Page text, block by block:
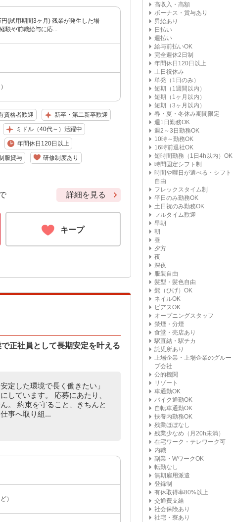
(試用期間3ヶ月) 残業が発生した場
験や前職給与に応...
資格者歓迎 新卒・第二新卒歓迎
ミドル（40代～）活躍中
年間休日120日以上
服貸与 研修制度あり
詳細を見る
キープ
正社員として長期安定を叶える
定した環境で長く働きたい」
しています。 応募にあたり、
。 約束を守ること、きちんと
事へ取り組...
）
高収入・高額
ボーナス・賞与あり
昇給あり
日払い
週払い
給与前払いOK
完全週休2日制
年間休日120日以上
土日祝休み
単発（1日のみ）
短期（1週間以内）
短期（1ヶ月以内）
短期（3ヶ月以内）
春・夏・冬休み期間限定
週1日勤務OK
週2～3日勤務OK
10時～勤務OK
16時前退社OK
短時間勤務（1日4h以内）OK
時間固定シフト制
時間や曜日が選べる・シフト
自由
フレックスタイム制
平日のみ勤務OK
土日祝のみ勤務OK
フルタイム歓迎
早朝
朝
昼
夕方
夜
深夜
服装自由
髪型・髪色自由
髭（ひげ）OK
ネイルOK
ピアスOK
オープニングスタッフ
禁煙・分煙
食堂・売店あり
駅直結・駅チカ
託児所あり
上場企業・上場企業のグルー
プ会社
公的機関
リゾート
車通勤OK
バイク通勤OK
自転車通勤OK
扶養内勤務OK
残業ほぼなし
残業少なめ（月20h未満）
在宅ワーク・テレワーク可
内職
副業・WワークOK
転勤なし
無期雇用派遣
登録制
有休取得率80%以上
交通費支給
社会保険あり
社宅・寮あり